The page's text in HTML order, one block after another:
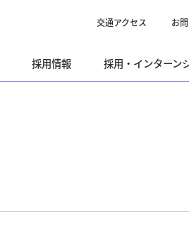
交通アクセス お
採用情報 採用・インターン